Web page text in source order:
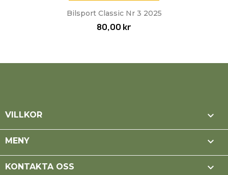
Bilsport Classic Nr 3 2025
80,00 kr
VILLKOR 
MENY 
KONTAKTA OSS 